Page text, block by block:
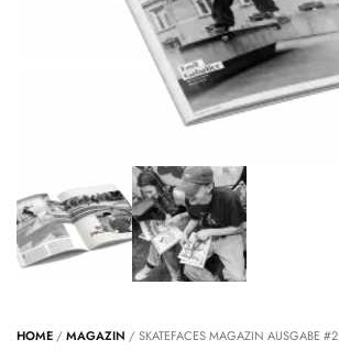
HOME /MAGAZIN / SKATEFACES MAGAZIN AUSGABE #2